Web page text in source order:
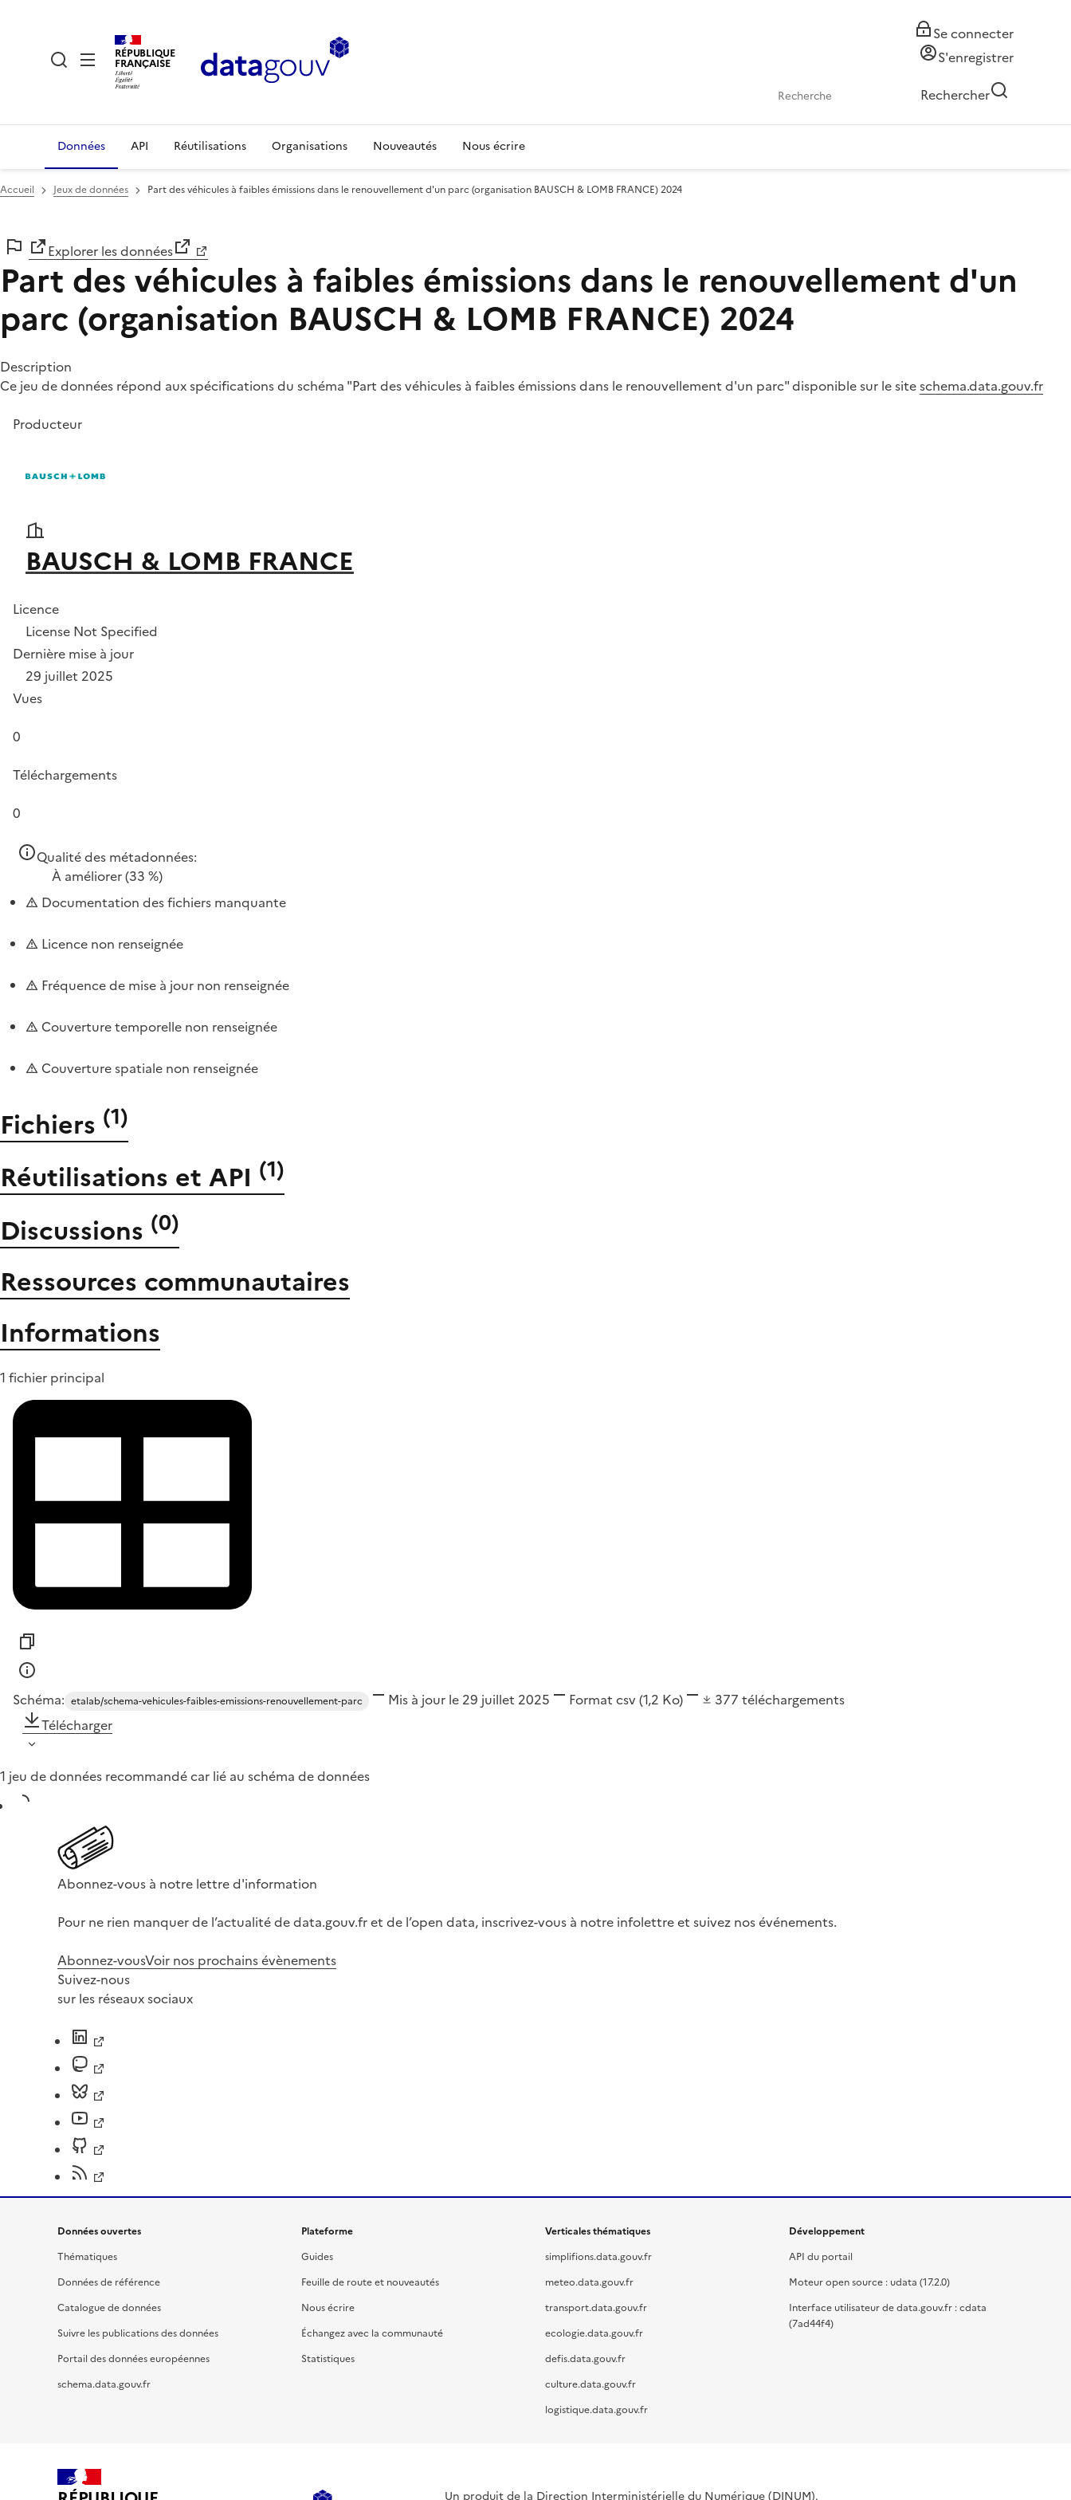
RÉPUBLIQUE
FRANÇAISE
Se connecter
S'enregistrer
Rechercher
Données API Réutilisations Organisations Nouveautés Nous écrire
Accueil Jeux de données Part des véhicules à faibles émissions dans le renouvellement d'un parc (organisation BAUSCH & LOMB FRANCE) 2024
Explorer les données
Part des véhicules à faibles émissions dans le renouvellement d'un
parc (organisation BAUSCH & LOMB FRANCE) 2024
Description
Ce jeu de données répond aux spécifications du schéma "Part des véhicules à faibles émissions dans le renouvellement d'un parc" disponible sur le siteschema.data.gouv.fr
Producteur
BAUSCH & LOMB FRANCE
Licence
License Not Specified
Dernière mise à jour
29 juillet 2025
Vues
0
Téléchargements
0
Qualité des métadonnées:
À améliorer(33 %)
Documentation des fichiers manquante
Licence non renseignée
Fréquence de mise à jour non renseignée
Couverture temporelle non renseignée
Couverture spatiale non renseignée
Fichiers (1)
Réutilisations et API (1)
Discussions (0)
Ressources communautaires
Informations
1 fichier principal
Schéma: etalab/schema-vehicules-faibles-emissions-renouvellement-parc Mis à jour le 29 juillet 2025 Format csv(1,2 Ko) 377 téléchargements
Télécharger
1 jeu de données recommandé car lié au schéma de données
Abonnez-vous à notre lettre d'information
Pour ne rien manquer de l’actualité de data.gouv.fr et de l’open data, inscrivez-vous à notre infolettre et suivez nos événements.
Abonnez-vousVoir nos prochains évènements
Suivez-nous
sur les réseaux sociaux
Données ouvertes
Thématiques
Données de référence
Catalogue de données
Suivre les publications des données
Portail des données européennes
schema.data.gouv.fr
Plateforme
Guides
Feuille de route et nouveautés
Nous écrire
Échangez avec la communauté
Statistiques
Verticales thématiques
simplifions.data.gouv.fr
meteo.data.gouv.fr
transport.data.gouv.fr
ecologie.data.gouv.fr
defis.data.gouv.fr
culture.data.gouv.fr
logistique.data.gouv.fr
Développement
API du portail
Moteur open source : udata (17.2.0)
Interface utilisateur de data.gouv.fr : cdata
(7ad44f4)
Un produit de la Direction Interministérielle du Numérique (DINUM).